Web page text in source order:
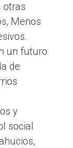
otras
Menos
un futuro
de
y
social